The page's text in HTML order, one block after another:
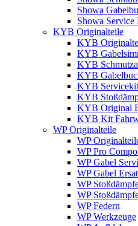
Showa
Showa Service
KYB Originalteile
KYB
KYB
KYB
KYB
KYB Servicekit
KYB
KYB Original
KYB Kit
WP Originalteile
WP
WP Pro
WP Gabel
WP Gabel
WP
WP
WP Federn
WP Werkzeuge